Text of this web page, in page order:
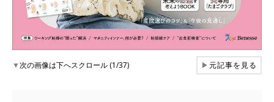
▼次の画像は下へスクロール (1/37) ▶元記事を見る